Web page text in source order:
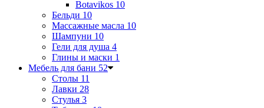
Botavikos 10
Бельди 10
Массажные масла 10
Шампуни 10
Гели для душа 4
Глины и маски 1
Мебель для бани 52
Столы 11
Лавки 28
Стулья 3